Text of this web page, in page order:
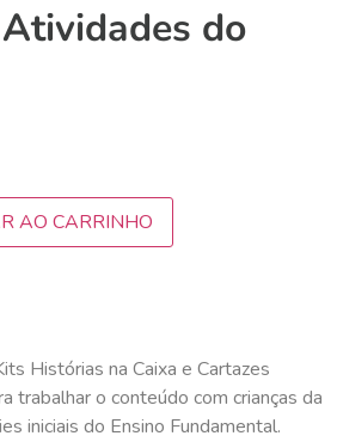
do
AO CARRINHO
Histórias na Caixa e Cartazes
trabalhar o conteúdo com crianças da
iniciais do Ensino Fundamental.